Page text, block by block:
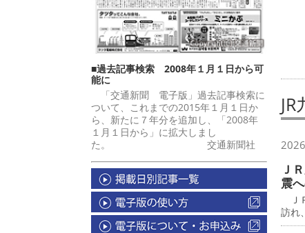
■過去記事検索 2008年１月１日から可
能に
「交通新聞 電子版」過去記事検索に
ついて、これまでの2015年１月１日か
ら、新たに７年分を追加し、「2008年
１月１日から」に拡大しまし
た。 交通新聞社
JR
Ｊ
震
Ｊ
訪れ